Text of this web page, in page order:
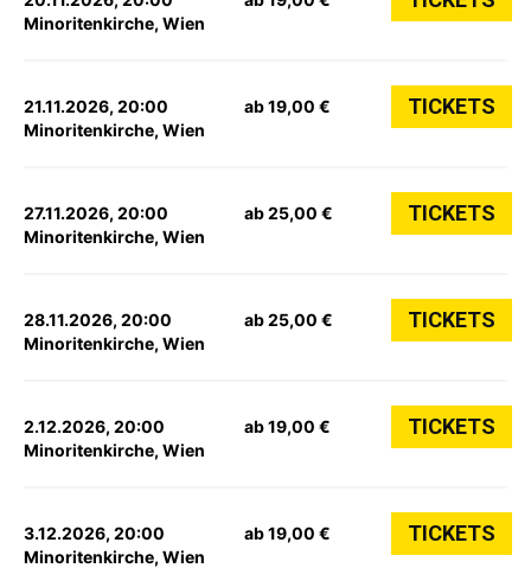
Minoritenkirche, Wien
21.11.2026, 20:00
Minoritenkirche, Wien
ab 19,00 € TICKETS
27.11.2026, 20:00
Minoritenkirche, Wien
ab 25,00 € TICKETS
28.11.2026, 20:00
Minoritenkirche, Wien
ab 25,00 € TICKETS
2.12.2026, 20:00
Minoritenkirche, Wien
ab 19,00 € TICKETS
3.12.2026, 20:00
Minoritenkirche, Wien
ab 19,00 € TICKETS